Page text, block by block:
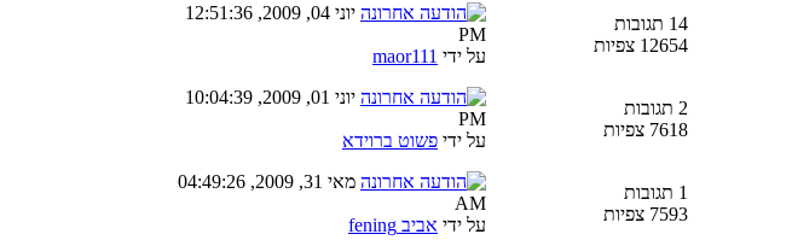
14 תגובות
12654 צפיות
יוני 04, 2009, 12:51:36
PM
על ידי maor111
2 תגובות
7618 צפיות
יוני 01, 2009, 10:04:39
PM
על ידי פשוט ברוידא
1 תגובות
7593 צפיות
מאי 31, 2009, 04:49:26
AM
על ידי אביב fening